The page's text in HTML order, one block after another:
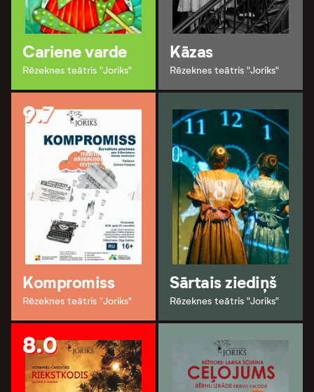
Cariene varde
Rēzeknes teātris "Joriks"
Kāzas
Rēzeknes teātris "Joriks"
9.7
Kompromiss
Rēzeknes teātris "Joriks"
Sārtais ziediņš
Rēzeknes teātris "Joriks"
8.0